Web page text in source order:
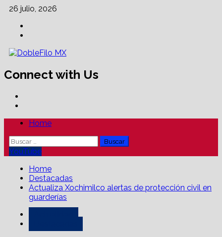
Skip
content
26 julio, 2026
Connect with Us
PrimaryHome
Buscar:
YouTube
Home
Destacadas
Actualiza Xochimilco alertas de protección civil en
guarderías